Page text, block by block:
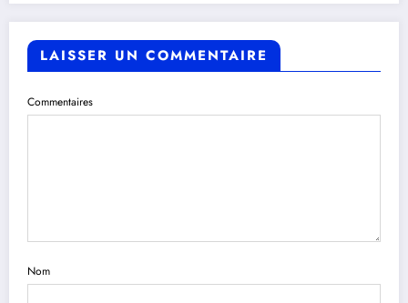
LAISSER UN COMMENTAIRE
Commentaires
Nom